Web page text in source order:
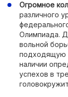
Огромное
различного
Олимпиада.
вольной
подходящую
наличии
успехов в